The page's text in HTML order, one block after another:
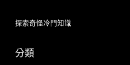
探索奇怪冷門知識
分類